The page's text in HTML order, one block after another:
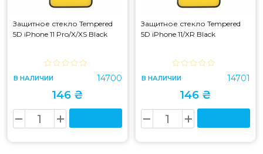
Защитное стекло Tempered
5D iPhone 11 Pro/X/XS Black
В НАЛИЧИИ 14700
146 ₴
Защитное стекло Tempered
5D iPhone 11/XR Black
В НАЛИЧИИ 14701
146 ₴